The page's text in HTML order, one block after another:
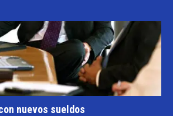
nuevos sueldos